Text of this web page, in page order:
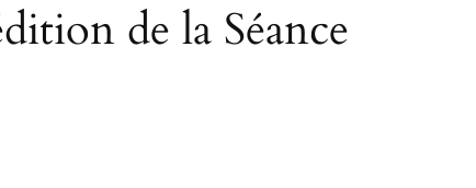
de la Séance